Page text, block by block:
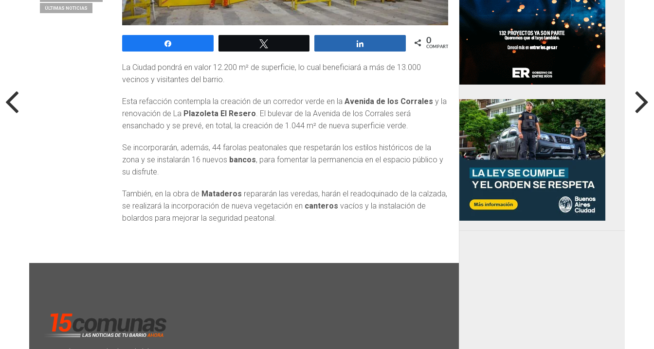
ÚLTIMAS NOTICIAS
0
COMPARTIR
La Ciudad pondrá en valor 12.200 m² de superficie, lo cual beneficiará a más de 13.000
vecinos y visitantes del barrio.
Esta refacción contempla la creación de un corredor verde en la Avenida de los Corrales y la
renovación de La Plazoleta El Resero. El bulevar de la Avenida de los Corrales será
ensanchado y se prevé, en total, la creación de 1.044 m² de nueva superficie verde.
Se incorporarán, además, 44 farolas peatonales que respetarán los estilos históricos de la
zona y se instalarán 16 nuevos bancos, para fomentar la permanencia en el espacio público y
su disfrute.
También, en la obra de Mataderos repararán las veredas, harán el readoquinado de la calzada,
se realizará la incorporación de nueva vegetación en canteros vacíos y la instalación de
bolardos para mejorar la seguridad peatonal.